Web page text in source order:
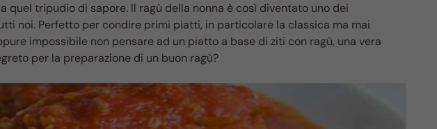
quel tripudio di sapore. Il ragù della nonna è così diventato uno dei
noi. Perfetto per condire primi piatti, in particolare la classica ma mai
impossibile non pensare ad un piatto a base di ziti con ragù, una vera
per la preparazione di un buon ragù?